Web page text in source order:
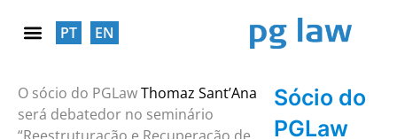
PT EN
Sócio do
PGLaw
O sócio do PGLawThomaz Sant’Ana
será debatedor no seminário